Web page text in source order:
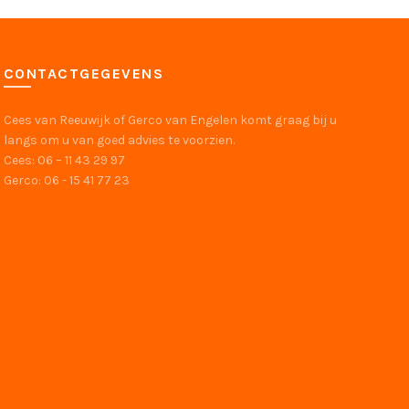
CONTACTGEGEVENS
Cees van Reeuwijk of Gerco van Engelen komt graag bij u
langs om u van goed advies te voorzien.
Cees: 06 – 11 43 29 97
Gerco: 06 - 15 41 77 23